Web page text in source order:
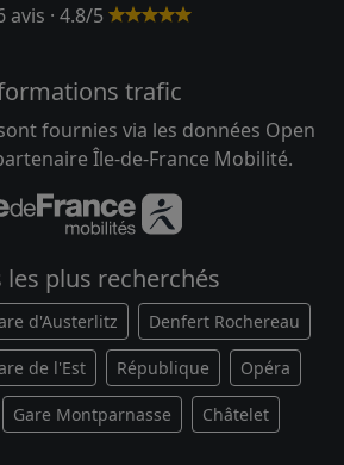
avis · 4.8/5
trafic
fournies via les données Open
Île-de-France Mobilité.
plus recherchés
d'Austerlitz Denfert Rochereau
de l'Est République Opéra
Gare Montparnasse Châtelet